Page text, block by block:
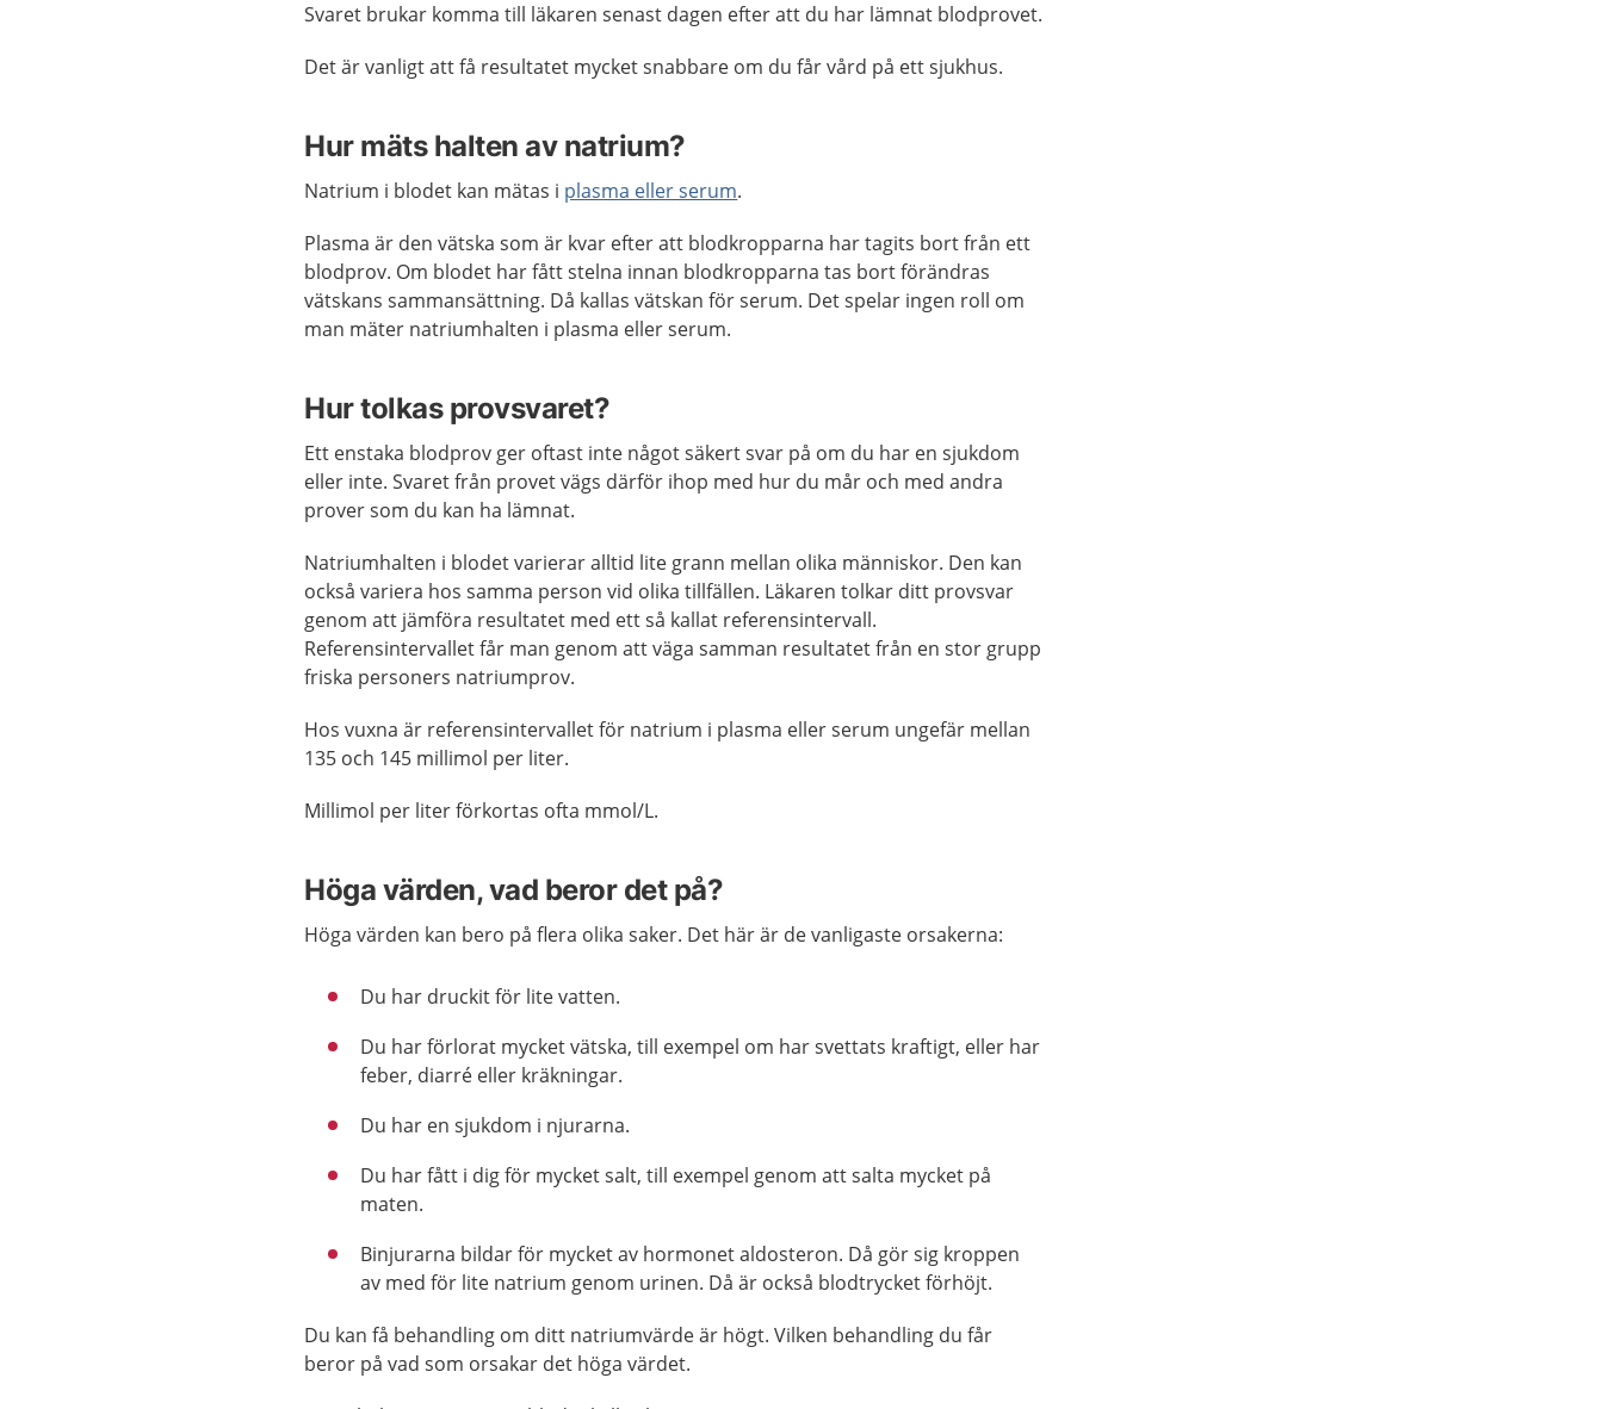
Svaret brukar komma till läkaren senast dagen efter att du har lämnat blodprovet.
Det är vanligt att få resultatet mycket snabbare om du får vård på ett sjukhus.
Hur mäts halten av natrium?
Natrium i blodet kan mätas i plasma eller serum.
Plasma är den vätska som är kvar efter att blodkropparna har tagits bort från ett
blodprov. Om blodet har fått stelna innan blodkropparna tas bort förändras
vätskans sammansättning. Då kallas vätskan för serum. Det spelar ingen roll om
man mäter natriumhalten i plasma eller serum.
Hur tolkas provsvaret?
Ett enstaka blodprov ger oftast inte något säkert svar på om du har en sjukdom
eller inte. Svaret från provet vägs därför ihop med hur du mår och med andra
prover som du kan ha lämnat.
Natriumhalten i blodet varierar alltid lite grann mellan olika människor. Den kan
också variera hos samma person vid olika tillfällen. Läkaren tolkar ditt provsvar
genom att jämföra resultatet med ett så kallat referensintervall.
Referensintervallet får man genom att väga samman resultatet från en stor grupp
friska personers natriumprov.
Hos vuxna är referensintervallet för natrium i plasma eller serum ungefär mellan
135 och 145 millimol per liter.
Millimol per liter förkortas ofta mmol/L.
Höga värden, vad beror det på?
Höga värden kan bero på flera olika saker. Det här är de vanligaste orsakerna:
Du har druckit för lite vatten.
Du har förlorat mycket vätska, till exempel om har svettats kraftigt, eller har
feber, diarré eller kräkningar.
Du har en sjukdom i njurarna.
Du har fått i dig för mycket salt, till exempel genom att salta mycket på
maten.
Binjurarna bildar för mycket av hormonet aldosteron. Då gör sig kroppen
av med för lite natrium genom urinen. Då är också blodtrycket förhöjt.
Du kan få behandling om ditt natriumvärde är högt. Vilken behandling du får
beror på vad som orsakar det höga värdet.